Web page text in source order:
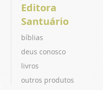
Editora
Santuário
bíblias
deus conosco
livros
outros produtos